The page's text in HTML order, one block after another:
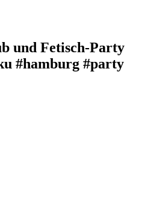
und Fetisch-Party
#hamburg #party